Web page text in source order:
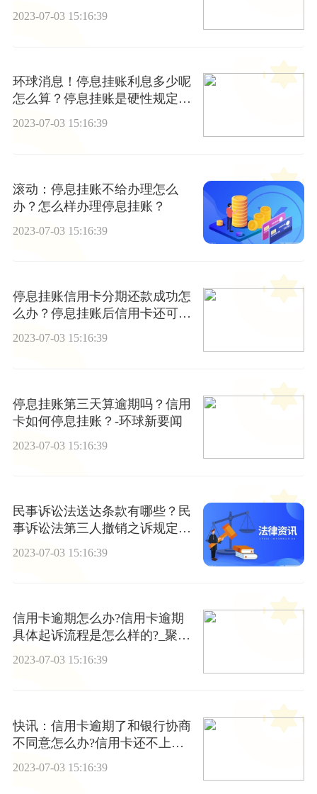
有哪些？
2023-07-03 15:16:39
环球消息！停息挂账利息多少呢
怎么算？停息挂账是硬性规定
吗？
2023-07-03 15:16:39
滚动：停息挂账不给办理怎么
办？怎么样办理停息挂账？
2023-07-03 15:16:39
停息挂账信用卡分期还款成功怎
么办？停息挂账后信用卡还可以
使用吗？
2023-07-03 15:16:39
停息挂账第三天算逾期吗？信用
卡如何停息挂账？-环球新要闻
2023-07-03 15:16:39
民事诉讼法送达条款有哪些？民
事诉讼法第三人撤销之诉规定解
2023-07-03 15:16:39
信用卡逾期怎么办?信用卡逾期
具体起诉流程是怎么样的?_聚看
点
2023-07-03 15:16:39
快讯：信用卡逾期了和银行协商
不同意怎么办?信用卡还不上有
2023-07-03 15:16:39